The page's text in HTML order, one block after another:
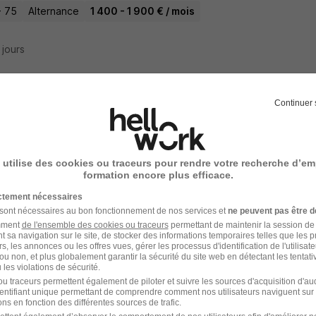
75 Alternance 1 400 - 1 900 € / mois
Relations Sociales Internationales
- 92 Alternance 492,22 - 1 823,03 € / mois 1 an
--Chargé·e de Relations Sociales
Solutions
Continuer
utilise des cookies ou traceurs pour rendre votre recherche
formation encore plus efficace.
nécessaires
nécessaires au bon fonctionnement de nos services et ne peuvent pas être
de l'ensemble des cookies ou traceurspermettant de maintenir la session
sa navigation sur le site, de stocker des informations temporaires telles que les
les annonces ou les offres vues, gérer les processus d'identification de
non, et plus globalement garantir la sécurité du site web en détectant les
violations de sécurité.
traceurs permettent également de piloter et suivre les sources d'acquisition
unique permettant de comprendre comment nos utilisateurs naviguent sur
en fonction des différentes sources de trafic.